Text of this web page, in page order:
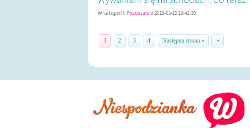
W kategorii: Pozostałeo2018-03-19 13:41:39
1 2 3 4 Następna strona » »